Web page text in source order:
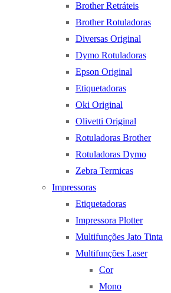
Brother Retráteis
Brother Rotuladoras
Diversas Original
Dymo Rotuladoras
Epson Original
Etiquetadoras
Oki Original
Olivetti Original
Rotuladoras Brother
Rotuladoras Dymo
Zebra Termicas
Impressoras
Etiquetadoras
Impressora Plotter
Multifunções Jato Tinta
Multifunções Laser
Cor
Mono